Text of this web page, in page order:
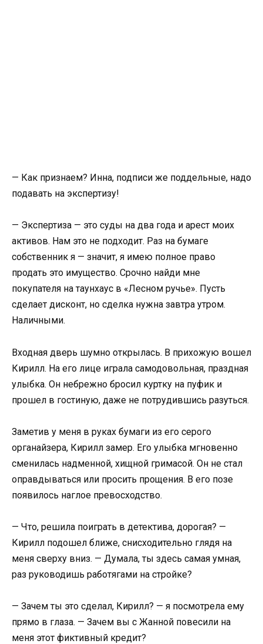
— Как признаем? Инна, подписи же поддельные, надо
подавать на экспертизу!
— Экспертиза — это суды на два года и арест моих
активов. Нам это не подходит. Раз на бумаге
собственник я — значит, я имею полное право
продать это имущество. Срочно найди мне
покупателя на таунхаус в «Лесном ручье». Пусть
сделает дисконт, но сделка нужна завтра утром.
Наличными.
Входная дверь шумно открылась. В прихожую вошел
Кирилл. На его лице играла самодовольная, праздная
улыбка. Он небрежно бросил куртку на пуфик и
прошел в гостиную, даже не потрудившись разуться.
Заметив у меня в руках бумаги из его серого
органайзера, Кирилл замер. Его улыбка мгновенно
сменилась надменной, хищной гримасой. Он не стал
оправдываться или просить прощения. В его позе
появилось наглое превосходство.
— Что, решила поиграть в детектива, дорогая? —
Кирилл подошел ближе, снисходительно глядя на
меня сверху вниз. — Думала, ты здесь самая умная,
раз руководишь работягами на стройке?
— Зачем ты это сделал, Кирилл? — я посмотрела ему
прямо в глаза. — Зачем вы с Жанной повесили на
меня этот фиктивный кредит?